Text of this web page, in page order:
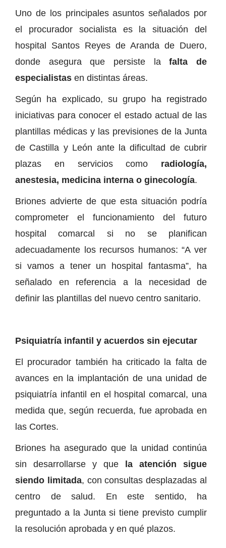
Uno de los principales asuntos señalados por
el procurador socialista es la situación del
hospital Santos Reyes de Aranda de Duero,
donde asegura que persiste la falta de
especialistas en distintas áreas.
Según ha explicado, su grupo ha registrado
iniciativas para conocer el estado actual de las
plantillas médicas y las previsiones de la Junta
de Castilla y León ante la dificultad de cubrir
plazas en servicios como radiología,
anestesia, medicina interna o ginecología.
Briones advierte de que esta situación podría
comprometer el funcionamiento del futuro
hospital comarcal si no se planifican
adecuadamente los recursos humanos: “A ver
si vamos a tener un hospital fantasma”, ha
señalado en referencia a la necesidad de
definir las plantillas del nuevo centro sanitario.
Psiquiatría infantil y acuerdos sin ejecutar
El procurador también ha criticado la falta de
avances en la implantación de una unidad de
psiquiatría infantil en el hospital comarcal, una
medida que, según recuerda, fue aprobada en
las Cortes.
Briones ha asegurado que la unidad continúa
sin desarrollarse y que la atención sigue
siendo limitada, con consultas desplazadas al
centro de salud. En este sentido, ha
preguntado a la Junta si tiene previsto cumplir
la resolución aprobada y en qué plazos.